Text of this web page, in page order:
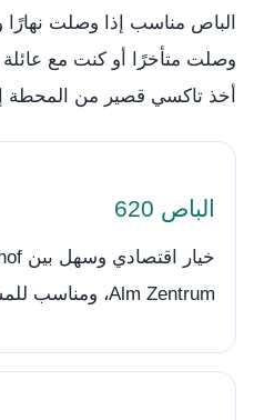
الباص مناسب إذا وصلت نهارًا
وصلت متأخرًا أو كنت مع عائلة
أخذ تاكسي قصير من المحطة
الباص 620
Alm Zentrum، ومناسب للمسافرين بحقائب خفيفة.